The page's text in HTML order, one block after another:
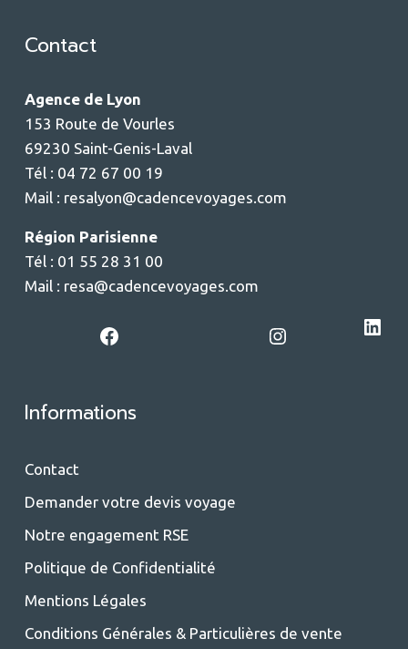
Contact
Agence de Lyon
153 Route de Vourles
69230 Saint-Genis-Laval
Tél : 04 72 67 00 19
Mail : resalyon@cadencevoyages.com
Région Parisienne
Tél : 01 55 28 31 00
Mail : resa@cadencevoyages.com
Facebook Instagram LinkedIn
Informations
Contact
Demander votre devis voyage
Notre engagement RSE
Politique de Confidentialité
Mentions Légales
Conditions Générales & Particulières de vente